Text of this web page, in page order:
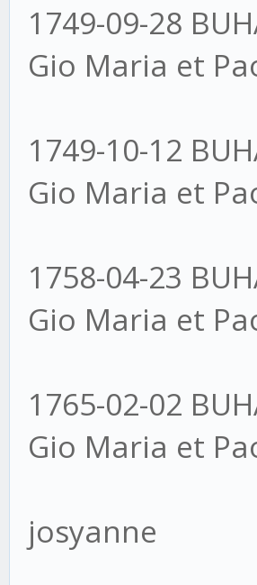
1749-09-28
Gio Maria et
1749-10-12
Gio Maria et
1758-04-23
Gio Maria et
1765-02-02
Gio Maria et
josyanne